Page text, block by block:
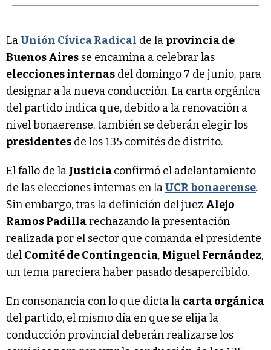
LaUnión Cívica Radical de la provincia de
Buenos Aires se encamina a celebrar las
elecciones internas del domingo 7 de junio, para
designar a la nueva conducción. La carta orgánica
del partido indica que, debido a la renovación a
nivel bonaerense, también se deberán elegir los
presidentes de los 135 comités de distrito.
El fallo de la Justiciaconfirmó el adelantamiento
de las elecciones internas en laUCR bonaerense.
Sin embargo, tras la definición del juez Alejo
Ramos Padillarechazando la presentación
realizada por el sector que comanda el presidente
del Comité de Contingencia, Miguel Fernández,
un tema pareciera haber pasado desapercibido.
En consonancia con lo que dicta la carta orgánica
del partido, el mismo día en que se elija la
conducción provincial deberán realizarse los